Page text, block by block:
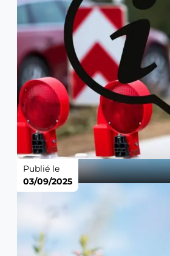
Publié le
03/09/2025